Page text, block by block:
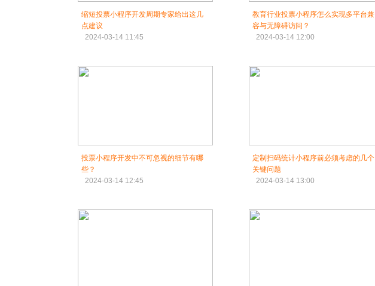
缩短投票小程序开发周期专家给出这几
点建议
2024-03-14 11:45
教育行业投票小程序怎么实现多平台兼
容与无障碍访问？
2024-03-14 12:00
投票小程序开发中不可忽视的细节有哪
些？
2024-03-14 12:45
定制扫码统计小程序前必须考虑的几个
关键问题
2024-03-14 13:00